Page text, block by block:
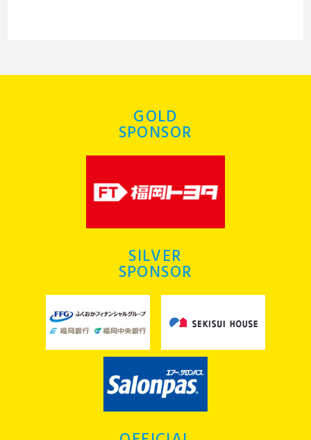
GOLD
SPONSOR
SILVER
SPONSOR